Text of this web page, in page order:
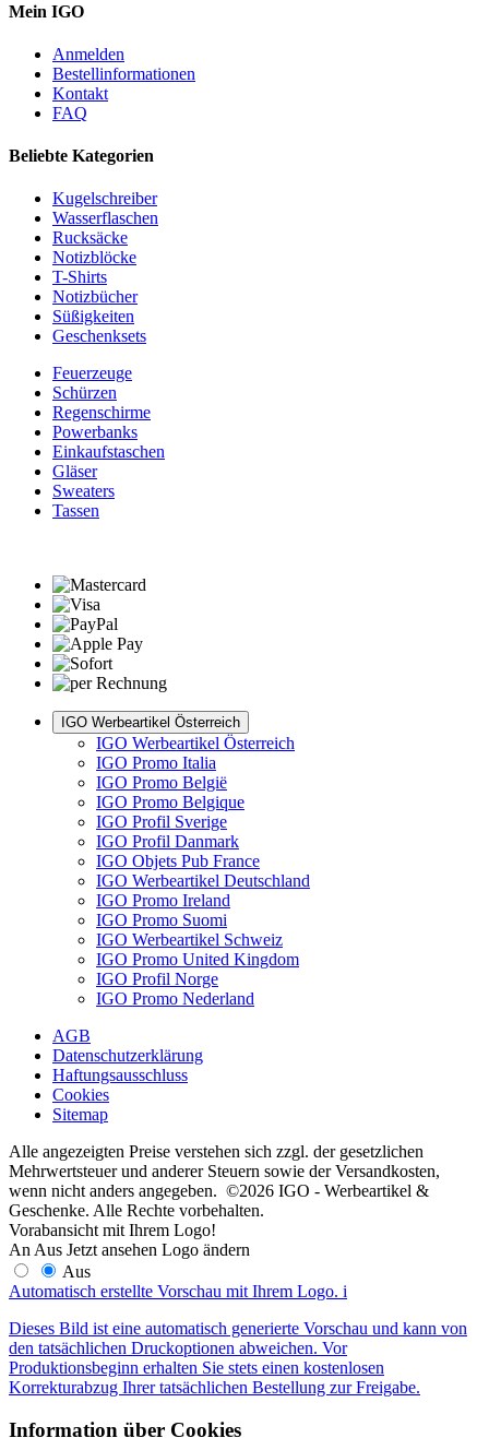
Mein IGO
Anmelden
Bestellinformationen
Kontakt
FAQ
Beliebte Kategorien
Kugelschreiber
Wasserflaschen
Rucksäcke
Notizblöcke
T-Shirts
Notizbücher
Süßigkeiten
Geschenksets
Feuerzeuge
Schürzen
Regenschirme
Powerbanks
Einkaufstaschen
Gläser
Sweaters
Tassen
IGO Werbeartikel Österreich
IGO Werbeartikel Österreich
IGO Promo Italia
IGO Promo België
IGO Promo Belgique
IGO Profil Sverige
IGO Profil Danmark
IGO Objets Pub France
IGO Werbeartikel Deutschland
IGO Promo Ireland
IGO Promo Suomi
IGO Werbeartikel Schweiz
IGO Promo United Kingdom
IGO Profil Norge
IGO Promo Nederland
AGB
Datenschutzerklärung
Haftungsausschluss
Cookies
Sitemap
Alle angezeigten Preise verstehen sich zzgl. der gesetzlichen
Mehrwertsteuer und anderer Steuern sowie der Versandkosten,
wenn nicht anders angegeben. ©2026 IGO - Werbeartikel &
Geschenke. Alle Rechte vorbehalten.
Vorabansicht mit Ihrem Logo!
AnAus Jetzt ansehen Logo ändern
Aus
Automatisch erstellte Vorschau mit Ihrem Logo. i
Dieses Bild ist eine automatisch generierte Vorschau und kann von
den tatsächlichen Druckoptionen abweichen. Vor
Produktionsbeginn erhalten Sie stets einen kostenlosen
Korrekturabzug Ihrer tatsächlichen Bestellung zur Freigabe.
Information über Cookies